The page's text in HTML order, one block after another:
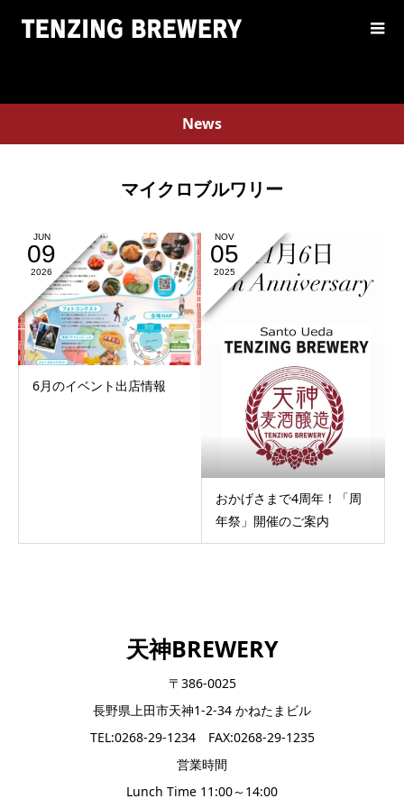
News
マイクロブルワリー
JUN
09
2026
6月のイベント出店情報
NOV
05
2025
おかげさまで4周年！「周
年祭」開催のご案内
天神BREWERY
〒386-0025
長野県上田市天神1-2-34 かねたまビル
TEL:0268-29-1234 FAX:0268-29-1235
営業時間
Lunch Time 11:00～14:00